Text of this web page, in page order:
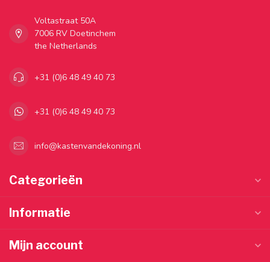
Voltastraat 50A
7006 RV Doetinchem
the Netherlands
+31 (0)6 48 49 40 73
+31 (0)6 48 49 40 73
info@kastenvandekoning.nl
Categorieën
Informatie
Mijn account